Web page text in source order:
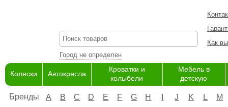
Город не определен
Как
Коляски Автокресла
Кроватки и
колыбели
Мебель в
детскую
Бренды A B C D E F G H J K L M